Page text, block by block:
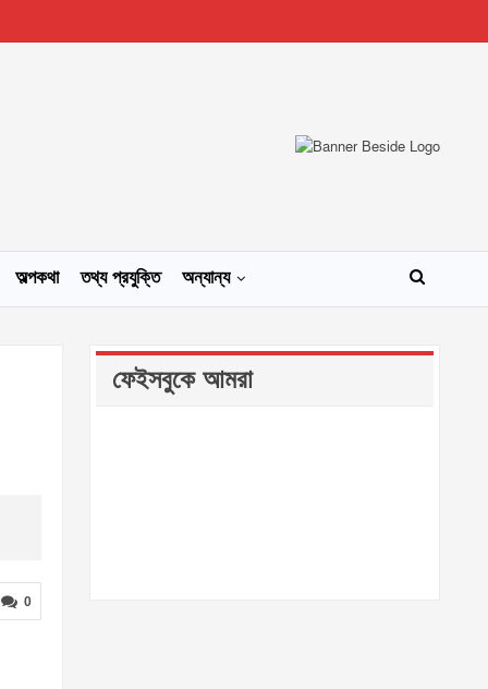
অল্পকথা তথ্য প্রযুক্তি অন্যান্য
0
ফেইসবুকে আমরা